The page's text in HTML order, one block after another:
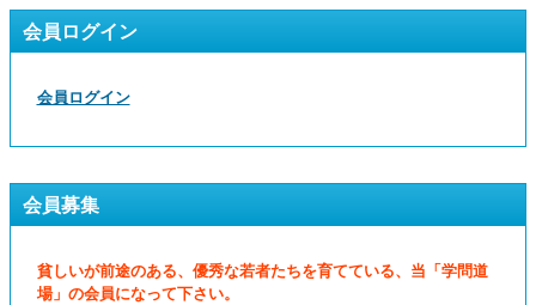
会員ログイン
会員ログイン
会員募集
貧しいが前途のある、優秀な若者たちを育てている、当「学問道
場」の会員になって下さい。